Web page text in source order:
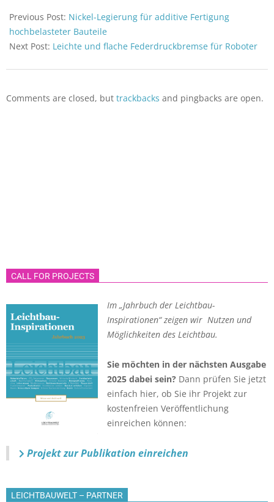
06-
28
Previous Post: Nickel-Legierung für additive Fertigung
hochbelasteter Bauteile
Next Post: Leichte und flache Federdruckbremse für Roboter
Comments are closed, but trackbacks and pingbacks are open.
CALL FOR PROJECTS
Im „Jahrbuch der Leichtbau-
Inspirationen“ zeigen wir Nutzen und
Möglichkeiten des Leichtbau.
Sie möchten in der nächsten Ausgabe
2025 dabei sein? Dann prüfen Sie jetzt
einfach hier, ob Sie ihr Projekt zur
kostenfreien Veröffentlichung
einreichen können:
Projekt zur Publikation einreichen
LEICHTBAUWELT – PARTNER